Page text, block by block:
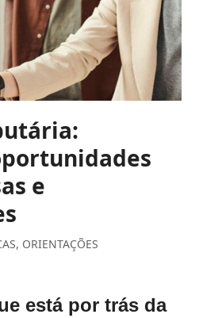
e
, ORIENTAÇÕES
está por trás da